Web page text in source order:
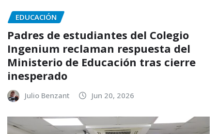
EDUCACIÓN
Padres de estudiantes del Colegio
Ingenium reclaman respuesta del
Ministerio de Educación tras cierre
inesperado
Julio Benzant Jun 20, 2026